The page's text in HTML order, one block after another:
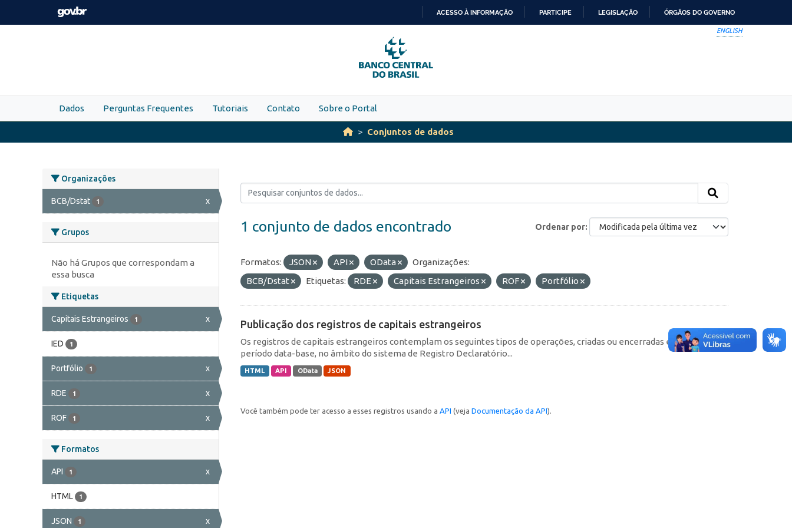
Skip to main content
PARA
O
CONTEÚDO
ACESSO À INFORMAÇÃO PARTICIPE LEGISLAÇÃO ÓRGÃOS DO GOVERNO
ENGLISH
Dados Perguntas Frequentes Tutoriais Contato Sobre o Portal
Conjuntos de dados
Organizações
BCB/Dstat 1 x
Grupos
Não há Grupos que correspondam a
essa busca
Etiquetas
Capitais Estrangeiros 1 x
IED 1
Portfólio 1 x
RDE 1 x
ROF 1 x
Formatos
API 1 x
HTML 1
JSON 1 x
Ordenar por
1 conjunto de dados encontrado
Formatos: JSON API OData
Organizações:
BCB/Dstat
Etiquetas: RDE Capitais Estrangeiros ROF Portfólio
Publicação dos registros de capitais estrangeiros
Os registros de capitais estrangeiros contemplam os seguintes tipos de operações, criadas ou encerradas em cada
período data-base, no âmbito do sistema de Registro Declaratório...
HTML API OData JSON
Você também pode ter acesso a esses registros usando a API (veja Documentação da API).